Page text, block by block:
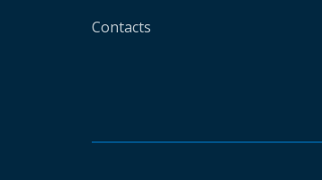
Contacts